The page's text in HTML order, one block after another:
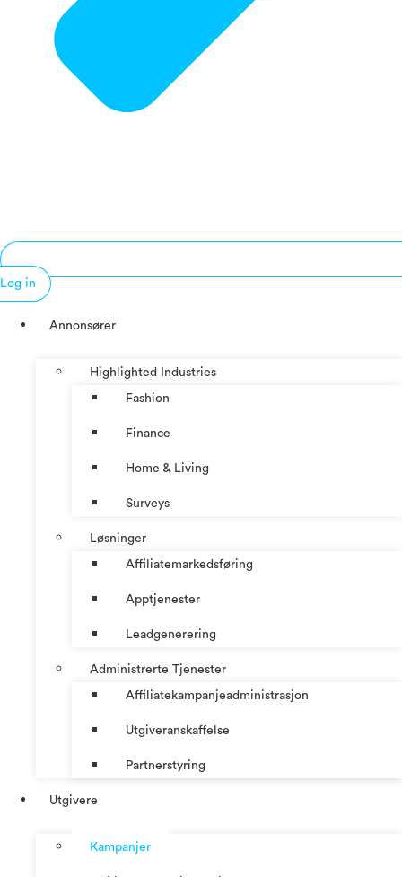
Log in
Annonsører
Highlighted Industries
Fashion
Finance
Home & Living
Surveys
Løsninger
Affiliatemarkedsføring
Apptjenester
Leadgenerering
Administrerte Tjenester
Affiliatekampanjeadministrasjon
Utgiveranskaffelse
Partnerstyring
Utgivere
Kampanjer